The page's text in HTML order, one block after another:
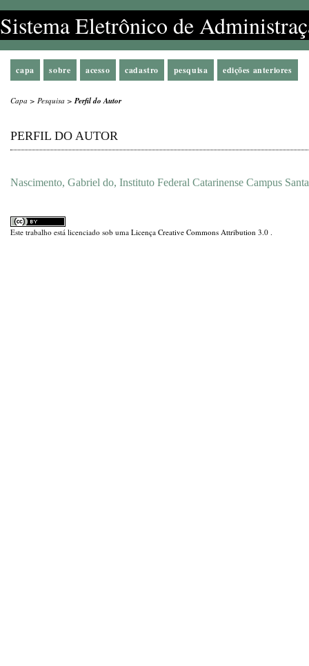
Sistema Eletrônico de
capa sobre acesso cadastro pesquisa edições anteriores
Capa > Pesquisa >Perfil do Autor
PERFIL DO AUTOR
Nascimento, Gabriel do, Instituto Federal Catarinense Campus
Este trabalho está licenciado sob uma Licença Creative Commons Attribution 3.0 .